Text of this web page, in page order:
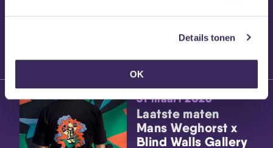
Details tonen
OK
en MEZZ slaan
31 maart 2026
Laatste maten
Mans Weghorst x
Blind Walls Gallery